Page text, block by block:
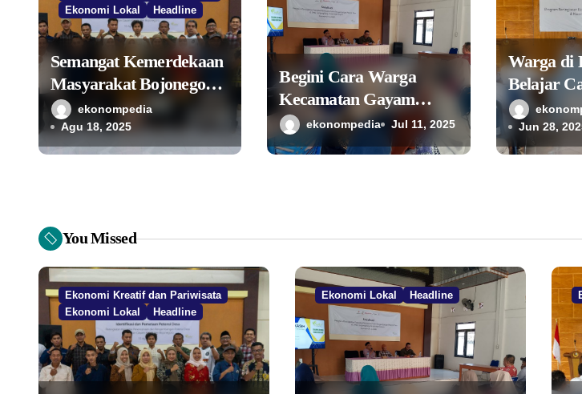
o
s
Ekonomi Lokal
Headline
Semangat Kemerdekaan
Masyarakat Bojonegoro
Bangun Desa Mandiri
Ekonomi
ekonompedia
Agu 18, 2025
Begini Cara Warga
Kecamatan Gayam
Perkuat Ikon Desa
Penggerak Ekonomi
ekonompedia Jul 11, 2025
Warga di
Belajar
Desa
Jun 28,
You Missed
Ekonomi Kreatif dan Pariwisata
Ekonomi Lokal
Headline
Ekonomi Lokal Headline